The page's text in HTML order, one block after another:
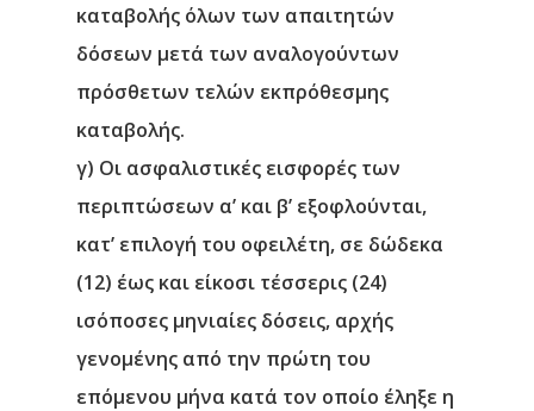
καταβολής όλων των απαιτητών
δόσεων μετά των αναλογούντων
πρόσθετων τελών εκπρόθεσμης
καταβολής.
γ) Οι ασφαλιστικές εισφορές των
περιπτώσεων α’ και β’ εξοφλούνται,
κατ’ επιλογή του οφειλέτη, σε δώδεκα
(12) έως και είκοσι τέσσερις (24)
ισόποσες μηνιαίες δόσεις, αρχής
γενομένης από την πρώτη του
επόμενου μήνα κατά τον οποίο έληξε η